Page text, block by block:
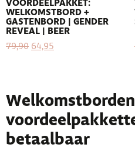
VOORDEELPAKKET:
WELKOMSTBORD +
GASTENBORD | GENDER
REVEAL | BEER
79,90 64,95
Welkomstborden
betaalbaar